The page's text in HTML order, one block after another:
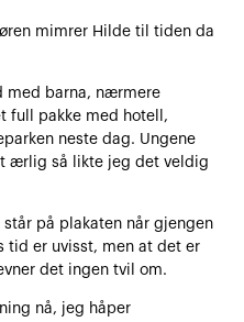
mimrer Hilde til tiden da
med barna, nærmere
full pakke med hotell,
neste dag. Ungene
ærlig så likte jeg det veldig
på plakaten når gjengen
tid er uvisst, men at det er
det ingen tvil om.
nå, jeg håper